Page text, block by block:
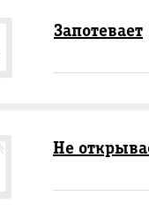
Запотевает
Не